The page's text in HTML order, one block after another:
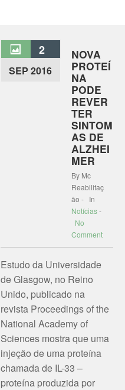
2
SEP 2016
NOVA
PROTEÍ
NA
PODE
REVER
TER
SINTOM
AS DE
ALZHEI
MER
By Mc
Reabilitaç
ão - In
Notícias-
No
Comment
Estudo da Universidade
de Glasgow, no Reino
Unido, publicado na
revista Proceedings of the
National Academy of
Sciences mostra que uma
injeção de uma proteína
chamada de IL-33 –
proteína produzida por